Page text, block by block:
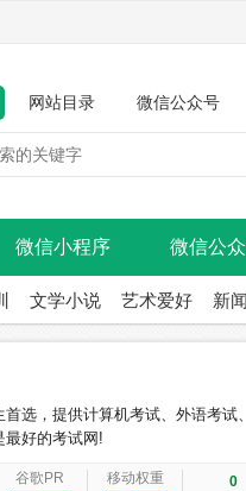
网站目录 微信公众号
微信小程序 微信公
文学小说 艺术爱好 新
选，提供计算机考试、外语考
最好的考试网!
谷歌PR 移动权重
0